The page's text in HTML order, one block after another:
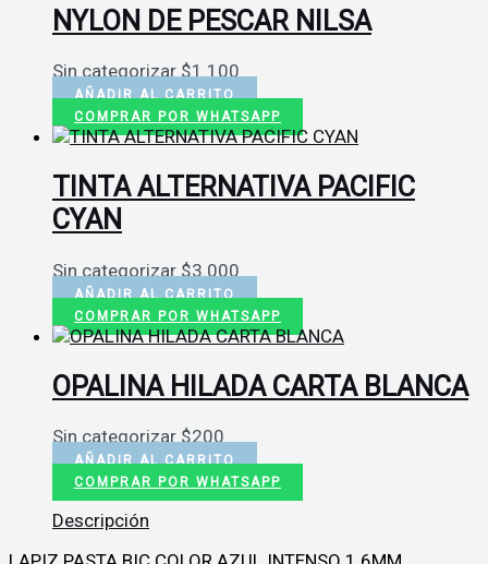
NYLON DE PESCAR NILSA
Sin categorizar$1.100
AÑADIR AL CARRITO
COMPRAR POR WHATSAPP
TINTA ALTERNATIVA PACIFIC
CYAN
Sin categorizar $3.000
AÑADIR AL CARRITO
COMPRAR POR WHATSAPP
OPALINA HILADA CARTA BLANCA
Sin categorizar $200
AÑADIR AL CARRITO
COMPRAR POR WHATSAPP
Descripción